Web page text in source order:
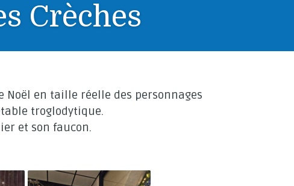
Crèches
Noël en taille réelle des personnages
troglodytique.
et son faucon.